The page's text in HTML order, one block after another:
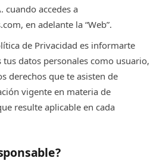
cuando accedes a
en adelante la “Web”.
de Privacidad es informarte
datos personales como usuario,
derechos que te asisten de
vigente en materia de
resulte aplicable en cada